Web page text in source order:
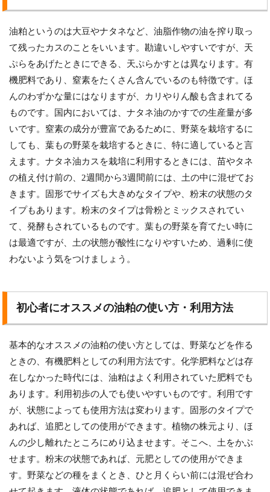
油粕というのは大豆やナタネなど、油脂作物の油を搾り取っ
て残ったカスのことをいいます。勘違いしやすいですが、天
ぷらをあげたときにできる、天ぷらかすとは異なります。有
機肥料であり、窒素をたくさん含んでいるのも特徴です。ほ
んのわずかな量にはなりますが、カリやりん酸も含まれてる
ものです。国内においては、ナタネ油のかすでの生産量が多
いです。窒素の成分が豊富であるために、野菜を栽培するに
しても、葉もの野菜を栽培するときに、特に適していると言
えます。ナタネ油カスを栽培に利用するときには、苗やタネ
の植え付け前の、2週間から3週間前には、土の中に混ぜてお
きます。固形でサイズも大きめなタイプや、粉末の状態のタ
イプもあります。粉末のタイプは骨粉とミックスされてい
て、発酵もされているものです。葉もの野菜を育てたい時に
は最適ですが、土の状態が酸性になりやすいため、過剰に使
わないよう気をつけましょう。
初心者にオススメの油粕の使い方・利用方法
基本的なオススメの油粕の使い方としては、野菜などを作る
ときの、有機肥料としての利用方法です。化学肥料などは存
在しなかった時代には、油粕はよく利用されていた肥料でも
あります。利用初歩の人でも使いやすいものです。利用です
が、状態によっても使用方法は変わります。固形のタイプで
あれば、追肥としての使用ができます。植物の株元より、ほ
んの少し離れたところにめり込ませます。そこへ、土をかぶ
せます。粉末の状態であれば、元肥としての使用ができま
す。野菜などの種をまくとき、ひと月くらい前には混ぜ合わ